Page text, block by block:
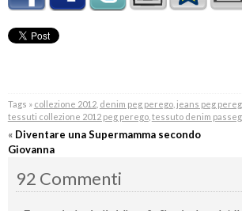
Tags » collezione 2012, denim peg perego, jeans peg
tessuti collezione 2012 peg perego, tessuto denim
« Diventare una Supermamma secondo
Giovanna
92 Commenti